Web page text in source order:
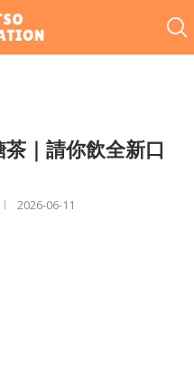
｜請你飲全新口
2026-06-11